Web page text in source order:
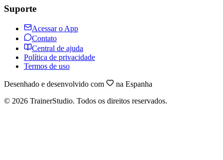
Suporte
Acessar o App
Contato
Central de ajuda
Política de privacidade
Termos de uso
Desenhado e desenvolvido com
na Espanha
© 2026 TrainerStudio. Todos os direitos reservados.